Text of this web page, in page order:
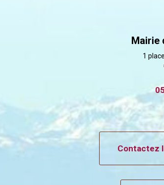
Mairie
1
Contactez